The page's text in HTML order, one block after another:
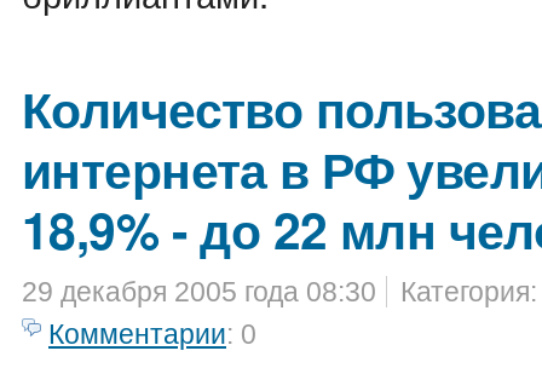
Количество
интернета в РФ
18,9% - до 22 млн
29 декабря 2005 года 08:30
Комментарии: 0